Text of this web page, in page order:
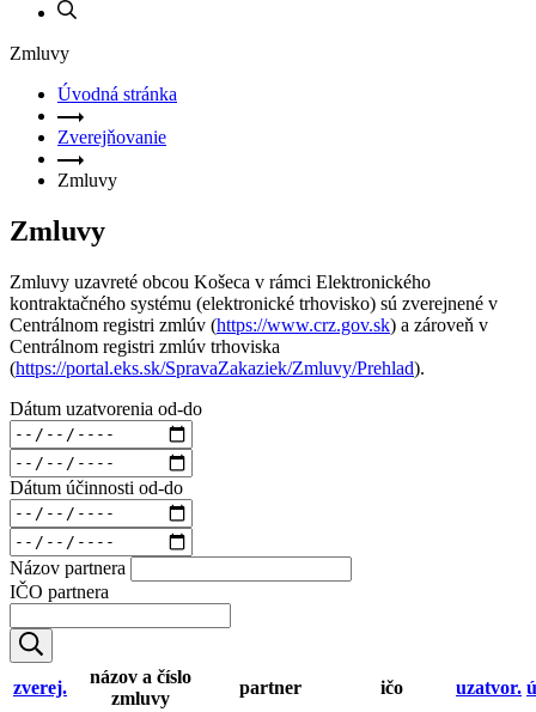
Zmluvy
Úvodná stránka
Zverejňovanie
Zmluvy
Zmluvy
Zmluvy uzavreté obcou Košeca v rámci Elektronického
kontraktačného systému (elektronické trhovisko) sú zverejnené v
Centrálnom registri zmlúv (https://www.crz.gov.sk) a zároveň v
Centrálnom registri zmlúv trhoviska
(https://portal.eks.sk/SpravaZakaziek/Zmluvy/Prehlad).
Dátum uzatvorenia od-do
Dátum účinnosti od-do
Názov partnera
IČO partnera
zverej.
názov a číslo
zmluvy
partner ičo uzatvor.